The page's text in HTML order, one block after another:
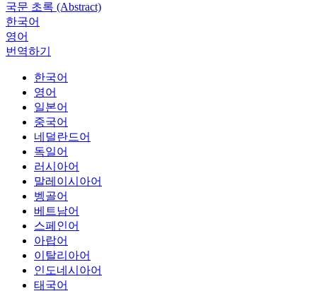
국문 초록 (Abstract)
한국어
영어
번역하기
한국어
영어
일본어
중국어
네덜란드어
독일어
러시아어
말레이시아어
벵골어
베트남어
스페인어
아랍어
이탈리아어
인도네시아어
태국어